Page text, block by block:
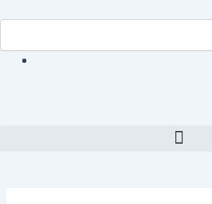
содержимому
записям